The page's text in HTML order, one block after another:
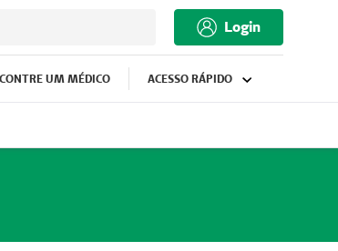
Login
UM MÉDICO ACESSO RÁPIDO